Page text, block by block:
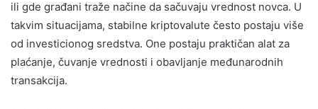
ili gde građani traže načine da sačuvaju vrednost novca. U
takvim situacijama, stabilne kriptovalute često postaju više
od investicionog sredstva. One postaju praktičan alat za
plaćanje, čuvanje vrednosti i obavljanje međunarodnih
transakcija.